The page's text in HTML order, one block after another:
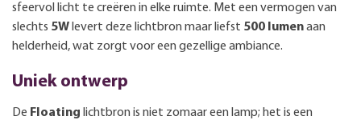
sfeervol licht te creëren in elke ruimte. Met een vermogen van
slechts 5W levert deze lichtbron maar liefst 500 lumenaan
helderheid, wat zorgt voor een gezellige ambiance.
Uniek ontwerp
De Floating lichtbron is niet zomaar een lamp; het is een